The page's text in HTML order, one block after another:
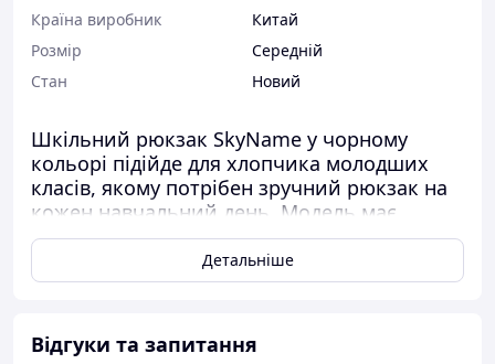
Країна виробник
Китай
Розмір
Середній
Стан
Новий
Шкільний рюкзак SkyName у чорному
кольорі підійде для хлопчика молодших
класів, якому потрібен зручний рюкзак на
кожен навчальний день. Модель має
вертикальний формат, тримає форму
завдяки каркасній конструкції та допомагає
акуратно розмістити шкільні речі без
Детальніше
Відгуки та запитання